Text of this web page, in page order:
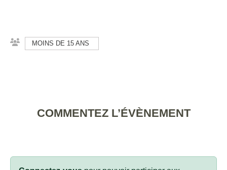
MOINS DE 15 ANS
COMMENTEZ L’ÉVÈNEMENT